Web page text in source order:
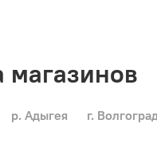
магазинов
р. Адыгея г.